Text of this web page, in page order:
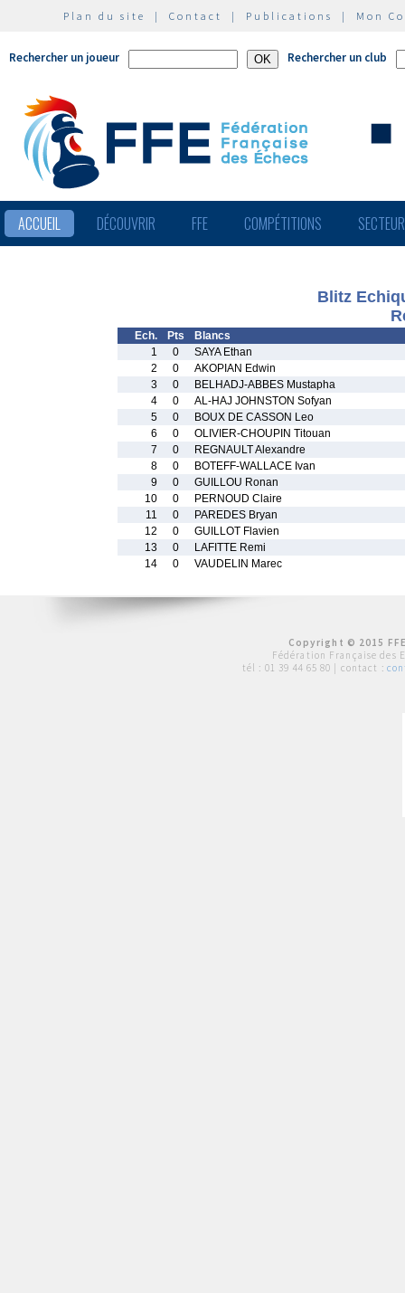
Plan du site | Contact | Publications | Mon
Rechercher un joueur Rechercher un club
ACCUEIL DÉCOUVRIR FFE COMPÉTITIONS
Blitz
Ech. Pts
Blancs
1
0
SAYA Ethan
2
0
AKOPIAN Edwin
3
0
BELHADJ-ABBES Mustapha
4
0
AL-HAJ JOHNSTON Sofyan
5
0
BOUX DE CASSON Leo
6
0
OLIVIER-CHOUPIN Titouan
7
0
REGNAULT Alexandre
8
0
BOTEFF-WALLACE Ivan
9
0
GUILLOU Ronan
10
0
PERNOUD Claire
11
0
PAREDES Bryan
12
0
GUILLOT Flavien
13
0
LAFITTE Remi
14
0 VAUDELIN Marec
Copyright © 2015
Fédération Française des
tél : 01 39 44 65 80 | contact :